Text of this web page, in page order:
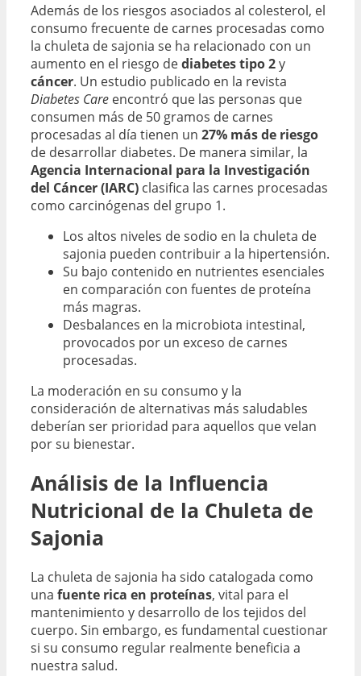
Además de los riesgos asociados al colesterol, el
consumo frecuente de carnes procesadas como
la chuleta de sajonia se ha relacionado con un
aumento en el riesgo dediabetes tipo 2y
cáncer. Un estudio publicado en la revista
Diabetes Care encontró que las personas que
consumen más de 50 gramos de carnes
procesadas al día tienen un 27% más de riesgo
de desarrollar diabetes. De manera similar, la
Agencia Internacional para la Investigación
del Cáncer (IARC) clasifica las carnes procesadas
como carcinógenas del grupo 1.
Los altos niveles de sodio en la chuleta de
sajonia pueden contribuir a la hipertensión.
Su bajo contenido en nutrientes esenciales
en comparación con fuentes de proteína
más magras.
Desbalances en la microbiota intestinal,
provocados por un exceso de carnes
procesadas.
La moderación en su consumo y la
consideración de alternativas más saludables
deberían ser prioridad para aquellos que velan
por su bienestar.
Análisis de la Influencia
Nutricional de la Chuleta de
Sajonia
La chuleta de sajonia ha sido catalogada como
una fuente rica en proteínas, vital para el
mantenimiento y desarrollo de los tejidos del
cuerpo. Sin embargo, es fundamental cuestionar
si su consumo regular realmente beneficia a
nuestra salud.